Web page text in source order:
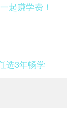
起赚学费！
选3年畅学